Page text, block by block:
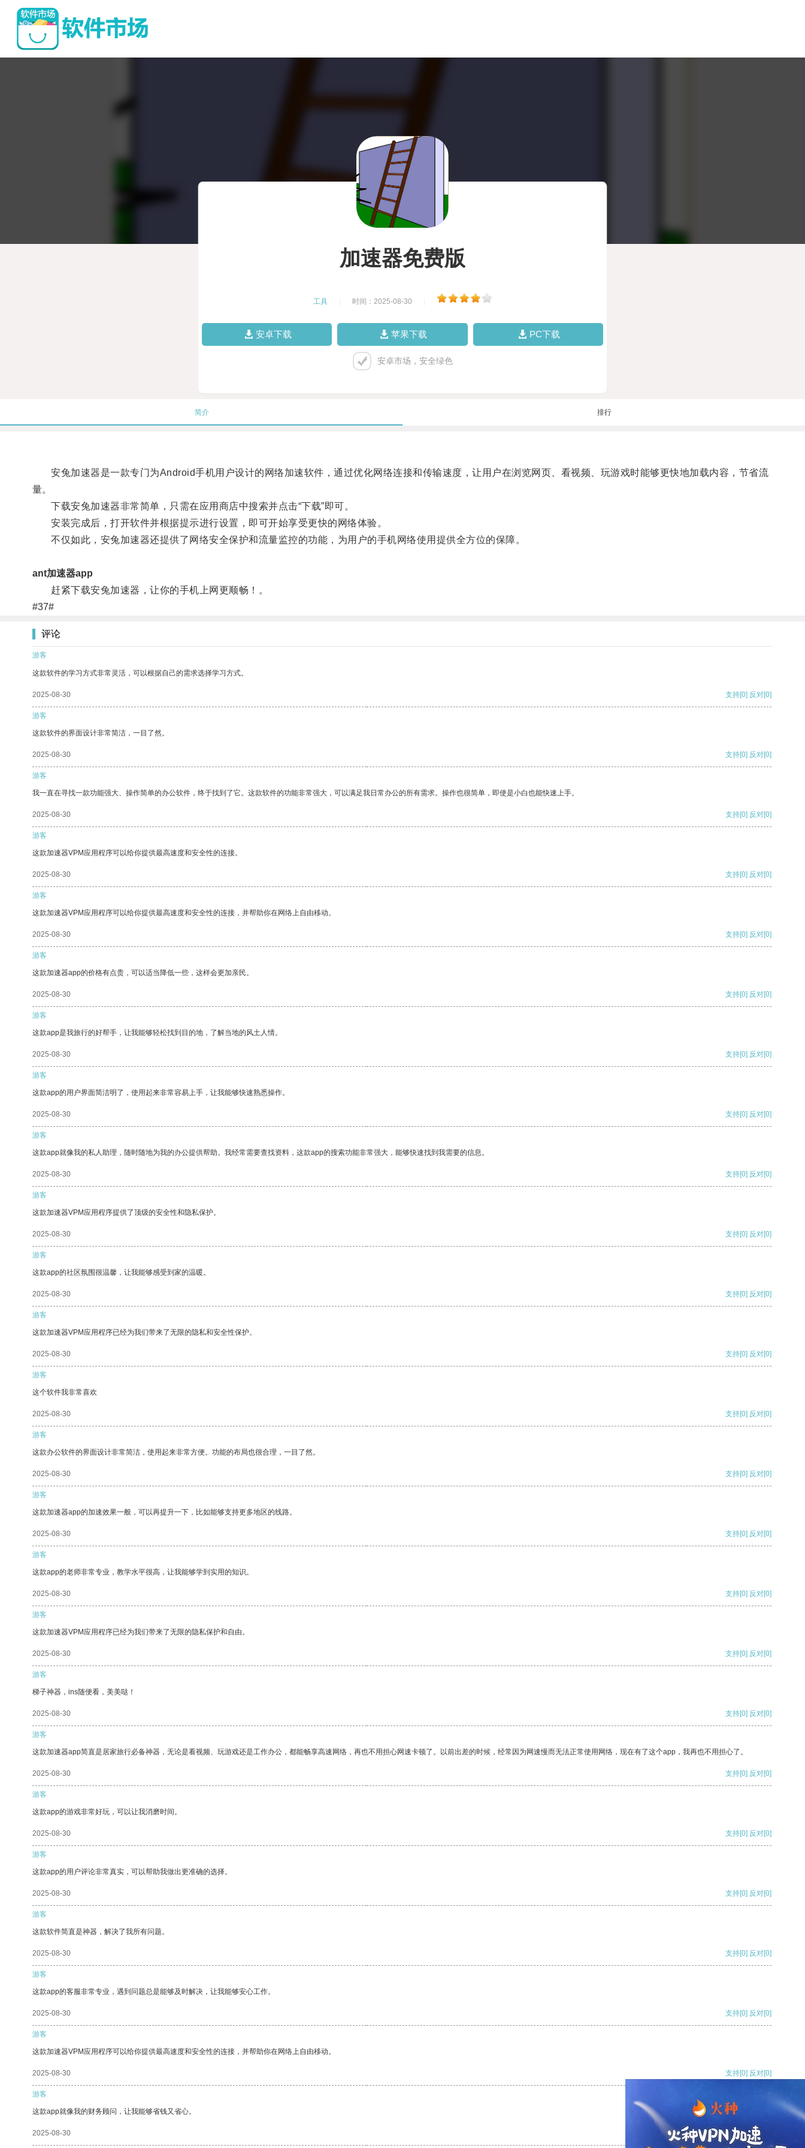
加速器免费版
工具 时间：2025-08-30
安卓下载 苹果下载 PC下载
安卓市场，安全绿色
简介 排行
安兔加速器是一款专门为Android手机用户设计的网络加速软件，通过优化网络连接和传输速度，让用户在浏览网页、看视频、玩游戏时能够更快地加载内容，节省流
量。
下载安兔加速器非常简单，只需在应用商店中搜索并点击“下载”即可。
安装完成后，打开软件并根据提示进行设置，即可开始享受更快的网络体验。
不仅如此，安兔加速器还提供了网络安全保护和流量监控的功能，为用户的手机网络使用提供全方位的保障。
ant加速器app
赶紧下载安兔加速器，让你的手机上网更顺畅！。
#37#
评论
游客
这款软件的学习方式非常灵活，可以根据自己的需求选择学习方式。
2025-08-30 支持[0] 反对[0]
游客
这款软件的界面设计非常简洁，一目了然。
2025-08-30 支持[0] 反对[0]
游客
我一直在寻找一款功能强大、操作简单的办公软件，终于找到了它。这款软件的功能非常强大，可以满足我日常办公的所有需求。操作也很简单，即使是小白也能快速上手。
2025-08-30 支持[0] 反对[0]
游客
这款加速器VPM应用程序可以给你提供最高速度和安全性的连接。
2025-08-30 支持[0] 反对[0]
游客
这款加速器VPM应用程序可以给你提供最高速度和安全性的连接，并帮助你在网络上自由移动。
2025-08-30 支持[0] 反对[0]
游客
这款加速器app的价格有点贵，可以适当降低一些，这样会更加亲民。
2025-08-30 支持[0] 反对[0]
游客
这款app是我旅行的好帮手，让我能够轻松找到目的地，了解当地的风土人情。
2025-08-30 支持[0] 反对[0]
游客
这款app的用户界面简洁明了，使用起来非常容易上手，让我能够快速熟悉操作。
2025-08-30 支持[0] 反对[0]
游客
这款app就像我的私人助理，随时随地为我的办公提供帮助。我经常需要查找资料，这款app的搜索功能非常强大，能够快速找到我需要的信息。
2025-08-30 支持[0] 反对[0]
游客
这款加速器VPM应用程序提供了顶级的安全性和隐私保护。
2025-08-30 支持[0] 反对[0]
游客
这款app的社区氛围很温馨，让我能够感受到家的温暖。
2025-08-30 支持[0] 反对[0]
游客
这款加速器VPM应用程序已经为我们带来了无限的隐私和安全性保护。
2025-08-30 支持[0] 反对[0]
游客
这个软件我非常喜欢
2025-08-30 支持[0] 反对[0]
游客
这款办公软件的界面设计非常简洁，使用起来非常方便。功能的布局也很合理，一目了然。
2025-08-30 支持[0] 反对[0]
游客
这款加速器app的加速效果一般，可以再提升一下，比如能够支持更多地区的线路。
2025-08-30 支持[0] 反对[0]
游客
这款app的老师非常专业，教学水平很高，让我能够学到实用的知识。
2025-08-30 支持[0] 反对[0]
游客
这款加速器VPM应用程序已经为我们带来了无限的隐私保护和自由。
2025-08-30 支持[0] 反对[0]
游客
梯子神器，ins随便看，美美哒！
2025-08-30 支持[0] 反对[0]
游客
这款加速器app简直是居家旅行必备神器，无论是看视频、玩游戏还是工作办公，都能畅享高速网络，再也不用担心网速卡顿了。以前出差的时候，经常因为网速慢而无法正常使用网络，现在有了这个app，我再也不用担心了。
2025-08-30 支持[0] 反对[0]
游客
这款app的游戏非常好玩，可以让我消磨时间。
2025-08-30 支持[0] 反对[0]
游客
这款app的用户评论非常真实，可以帮助我做出更准确的选择。
2025-08-30 支持[0] 反对[0]
游客
这款软件简直是神器，解决了我所有问题。
2025-08-30 支持[0] 反对[0]
游客
这款app的客服非常专业，遇到问题总是能够及时解决，让我能够安心工作。
2025-08-30 支持[0] 反对[0]
游客
这款加速器VPM应用程序可以给你提供最高速度和安全性的连接，并帮助你在网络上自由移动。
2025-08-30 支持[0] 反对[0]
游客
这款app就像我的财务顾问，让我能够省钱又省心。
2025-08-30 支持[0] 反对